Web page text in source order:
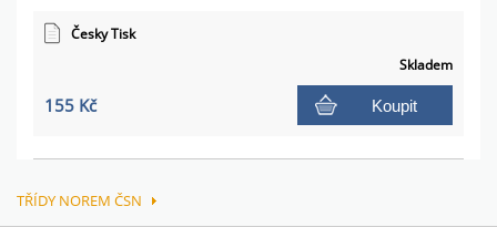
Česky Tisk
Skladem
155 Kč Koupit
TŘÍDY NOREM ČSN